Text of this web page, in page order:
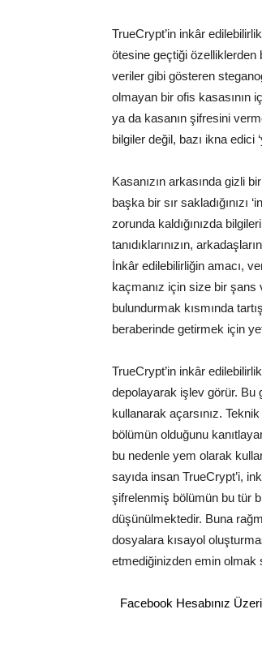
TrueCrypt’in inkâr
ötesine geçtiği özelliklerden
veriler gibi gösteren
olmayan bir ofis kasasının
ya da kasanın şifresini
bilgiler değil, bazı ikna edici
Kasanızın arkasında gizli
başka bir sır
zorunda kaldığınızda
tanıdıklarınızın,
İnkâr edilebilirliğin amacı,
kaçmanız için size bir
bulundurmak kısmında
beraberinde getirmek için
TrueCrypt’in inkâr
depolayarak işlev görür. Bu
kullanarak açarsınız.
bölümün olduğunu
bu nedenle yem olarak
sayıda insan TrueCrypt’i,
şifrelenmiş bölümün bu tür
düşünülmektedir. Buna
dosyalara kısayol
etmediğinizden emin olmak
Facebook Hesabınız